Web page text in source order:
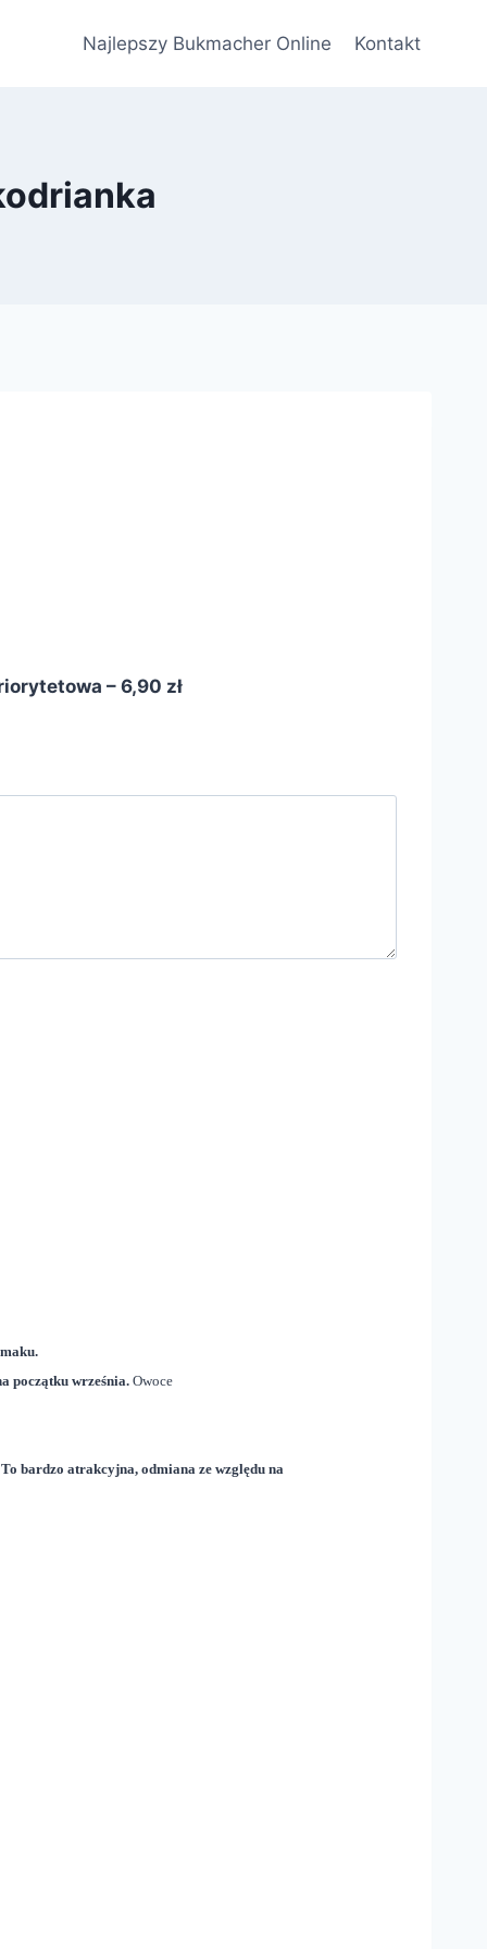
Najlepszy Bukmacher Online Kontakt
– 6,90 zł
początku września.Owoce
To bardzo atrakcyjna, odmiana ze względu na